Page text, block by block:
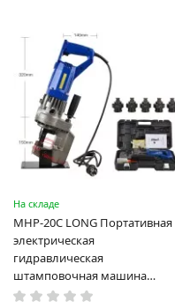
На складе
MHP-20C LONG Портативная
электрическая
гидравлическая
штамповочная машина
высокая мощность и мощный